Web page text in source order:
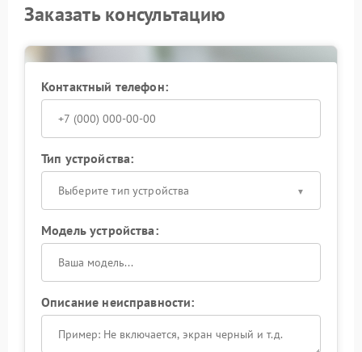
Заказать консультацию
Контактный телефон:
Тип устройства:
Выберите тип устройства
Модель устройства:
Описание неисправности: